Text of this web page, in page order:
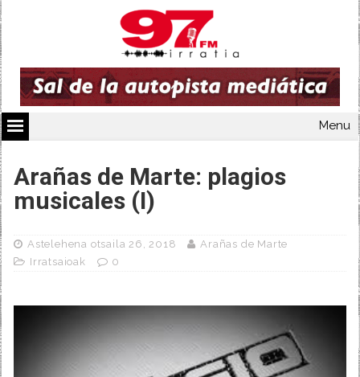
Menu
Arañas de Marte: plagios
musicales (I)
Astelehena otsaila 26, 2018
Arañas de Marte
Irratsaioak
0